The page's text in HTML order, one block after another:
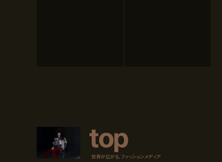
top
世界が広がる、ファッションメディア